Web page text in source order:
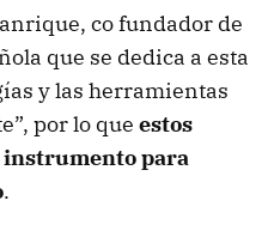
co fundador de
que se dedica a esta
y las herramientas
por lo que estos
instrumento para
.